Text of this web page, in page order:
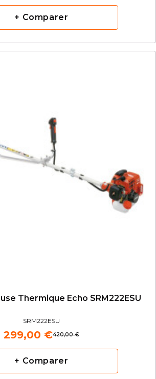
+ Comparer
Thermique Echo SRM222ESU
SRM222ESU
420,00 €
299,00 €
+ Comparer